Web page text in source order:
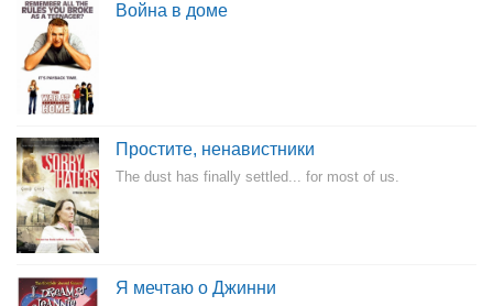
Война в доме
Простите, ненавистники
The dust has finally settled... for most of us.
Я мечтаю о Джинни